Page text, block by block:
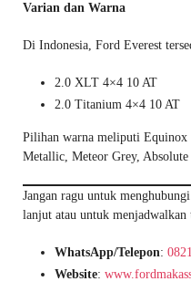
Varian dan Warna
Di Indonesia, Ford Everest
2.0 XLT 4×4 10 AT
2.0 Titanium 4×4 10 AT
Pilihan warna meliputi
Metallic, Meteor Grey, Absolute
Jangan ragu untuk
lanjut atau untuk menjadwalkan
WhatsApp/Telepon:
Website: